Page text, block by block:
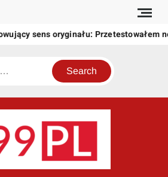
sens oryginału: Przetestowałem